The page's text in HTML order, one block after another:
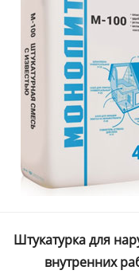
Штукатурка для
внутренних